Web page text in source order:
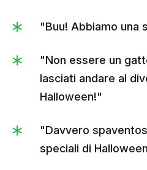
"Buu! Abbiamo una
"Non essere un
lasciati andare al
Halloween!"
"Davvero
speciali di